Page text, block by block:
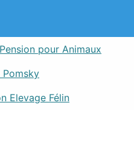
pour Animaux
Pomsky
Elevage Félin